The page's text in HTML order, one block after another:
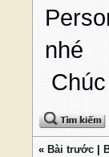
nhé
« Bài trước